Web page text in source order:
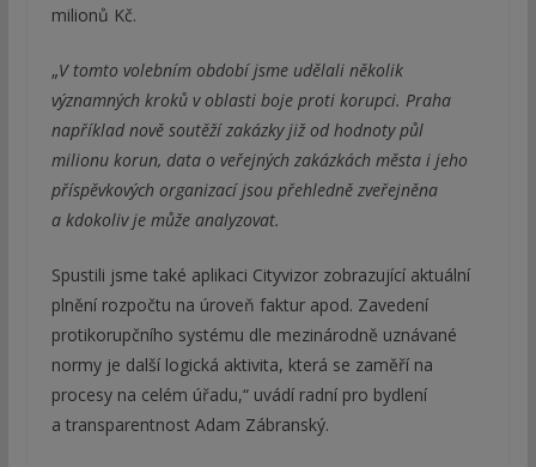
milionů Kč.
„V tomto volebním období jsme udělali několik
významných kroků v oblasti boje proti korupci. Praha
například nově soutěží zakázky již od hodnoty půl
milionu korun, data o veřejných zakázkách města i jeho
příspěvkových organizací jsou přehledně zveřejněna
a kdokoliv je může analyzovat.
Spustili jsme také aplikaci Cityvizor zobrazující aktuální
plnění rozpočtu na úroveň faktur apod. Zavedení
protikorupčního systému dle mezinárodně uznávané
normy je další logická aktivita, která se zaměří na
procesy na celém úřadu,“ uvádí radní pro bydlení
a transparentnost Adam Zábranský.